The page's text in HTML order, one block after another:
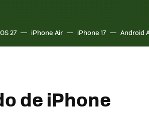
27 iPhone Air iPhone 17 Android
de iPhone